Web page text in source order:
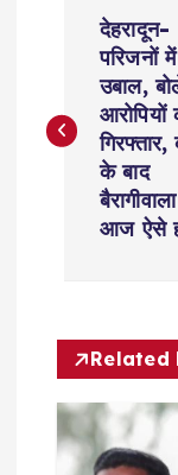
s
v
देहरादून-
परिजनों में
उबाल,
गिरफ्तार,
के बाद
आज ऐसे
Related